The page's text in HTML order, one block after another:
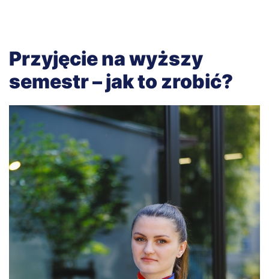
Przyjęcie na wyższy
semestr – jak to zrobić?